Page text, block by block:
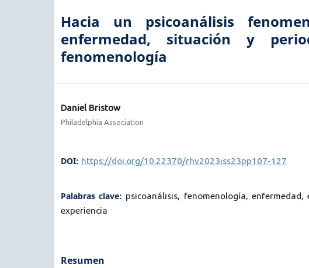
Hacia un psicoanálisis
enfermedad, situación y
fenomenología
Daniel Bristow
Philadelphia Association
DOI: https://doi.org/10.22370/rhv2023iss23pp107-127
Palabras clave: psicoanálisis, fenomenología, enfermedad,
experiencia
Resumen